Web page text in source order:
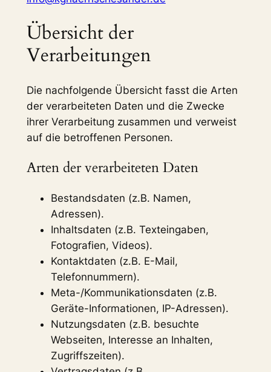
Übersicht der
Verarbeitungen
Die nachfolgende Übersicht fasst die Arten
der verarbeiteten Daten und die Zwecke
ihrer Verarbeitung zusammen und verweist
auf die betroffenen Personen.
Arten der verarbeiteten Daten
Bestandsdaten (z.B. Namen,
Adressen).
Inhaltsdaten (z.B. Texteingaben,
Fotografien, Videos).
Kontaktdaten (z.B. E-Mail,
Telefonnummern).
Meta-/Kommunikationsdaten (z.B.
Geräte-Informationen, IP-Adressen).
Nutzungsdaten (z.B. besuchte
Webseiten, Interesse an Inhalten,
Zugriffszeiten).